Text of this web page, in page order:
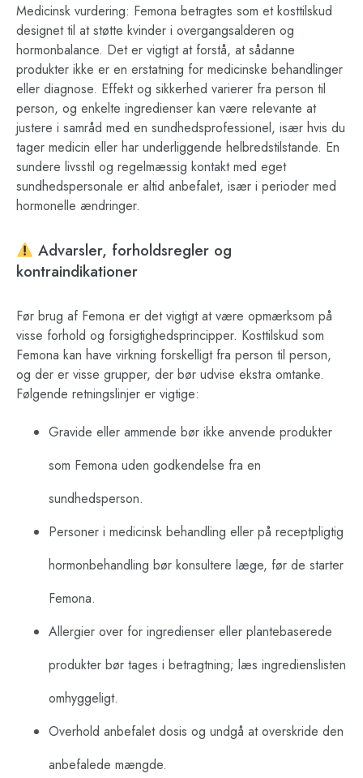
Medicinsk vurdering: Femona betragtes som et kosttilskud
designet til at støtte kvinder i overgangsalderen og
hormonbalance. Det er vigtigt at forstå, at sådanne
produkter ikke er en erstatning for medicinske behandlinger
eller diagnose. Effekt og sikkerhed varierer fra person til
person, og enkelte ingredienser kan være relevante at
justere i samråd med en sundhedsprofessionel, især hvis du
tager medicin eller har underliggende helbredstilstande. En
sundere livsstil og regelmæssig kontakt med eget
sundhedspersonale er altid anbefalet, især i perioder med
hormonelle ændringer.
Advarsler, forholdsregler og
kontraindikationer
Før brug af Femona er det vigtigt at være opmærksom på
visse forhold og forsigtighedsprincipper. Kosttilskud som
Femona kan have virkning forskelligt fra person til person,
og der er visse grupper, der bør udvise ekstra omtanke.
Følgende retningslinjer er vigtige:
Gravide eller ammende bør ikke anvende produkter
som Femona uden godkendelse fra en
sundhedsperson.
Personer i medicinsk behandling eller på receptpligtig
hormonbehandling bør konsultere læge, før de starter
Femona.
Allergier over for ingredienser eller plantebaserede
produkter bør tages i betragtning; læs ingredienslisten
omhyggeligt.
Overhold anbefalet dosis og undgå at overskride den
anbefalede mængde.